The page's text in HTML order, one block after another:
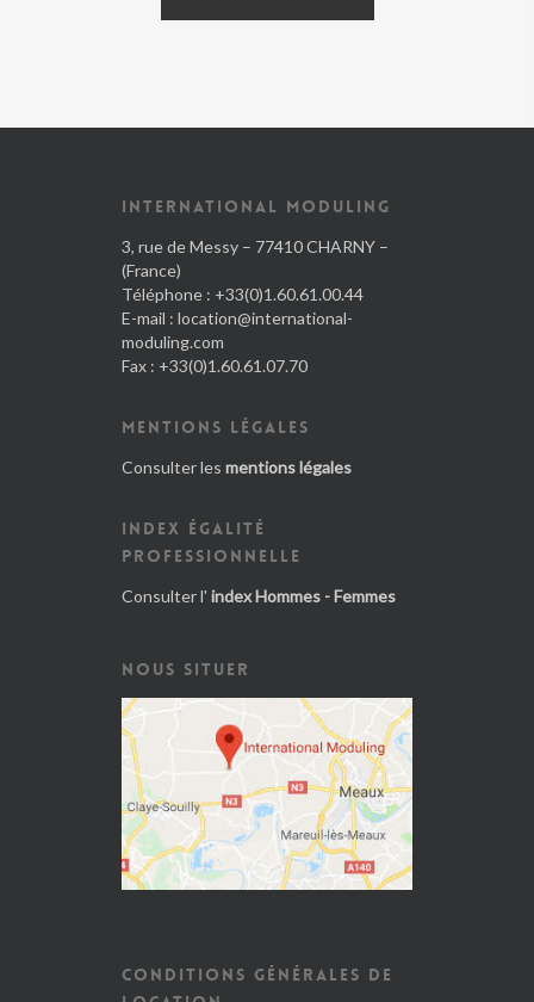
INTERNATIONAL MODULING
3, rue de Messy – 77410 CHARNY –
(France)
Téléphone : +33(0)1.60.61.00.44
E-mail : location@international-
moduling.com
Fax : +33(0)1.60.61.07.70
MENTIONS LÉGALES
Consulter les mentions légales
INDEX ÉGALITÉ
PROFESSIONNELLE
Consulter l' index Hommes - Femmes
NOUS SITUER
CONDITIONS GÉNÉRALES DE